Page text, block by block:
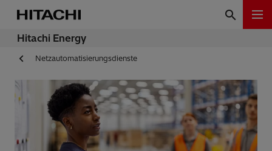
Hitachi Energy
Netzautomatisierungsdienste